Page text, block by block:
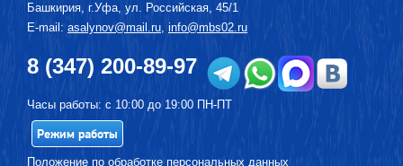
Башкирия, г.Уфа, ул. Российская, 45/1
E-mail: asalynov@mail.ru, info@mbs02.ru
8 (347) 200-89-97
Часы работы: с 10:00 до 19:00 ПН-ПТ
Режим работы
Положение по обработке персональных данных